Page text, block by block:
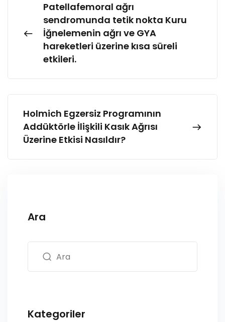
Patellafemoral ağrı
sendromunda tetik nokta Kuru
İğnelemenin ağrı ve GYA
hareketleri üzerine kısa süreli
etkileri.
Holmich Egzersiz Programının
Addüktörle İlişkili Kasık Ağrısı
Üzerine Etkisi Nasıldır?
Ara
Kategoriler